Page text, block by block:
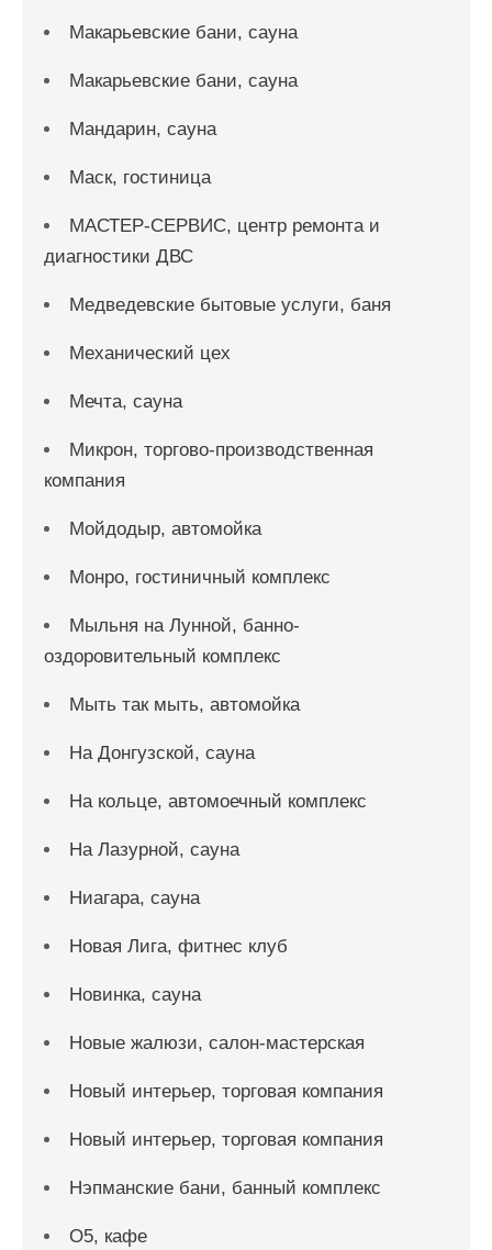
Макарьевские бани, сауна
Макарьевские бани, сауна
Мандарин, сауна
Маск, гостиница
МАСТЕР-СЕРВИС, центр ремонта и
диагностики ДВС
Медведевские бытовые услуги, баня
Механический цех
Мечта, сауна
Микрон, торгово-производственная
компания
Мойдодыр, автомойка
Монро, гостиничный комплекс
Мыльня на Лунной, банно-
оздоровительный комплекс
Мыть так мыть, автомойка
На Донгузской, сауна
На кольце, автомоечный комплекс
На Лазурной, сауна
Ниагара, сауна
Новая Лига, фитнес клуб
Новинка, сауна
Новые жалюзи, салон-мастерская
Новый интерьер, торговая компания
Новый интерьер, торговая компания
Нэпманские бани, банный комплекс
О5, кафе